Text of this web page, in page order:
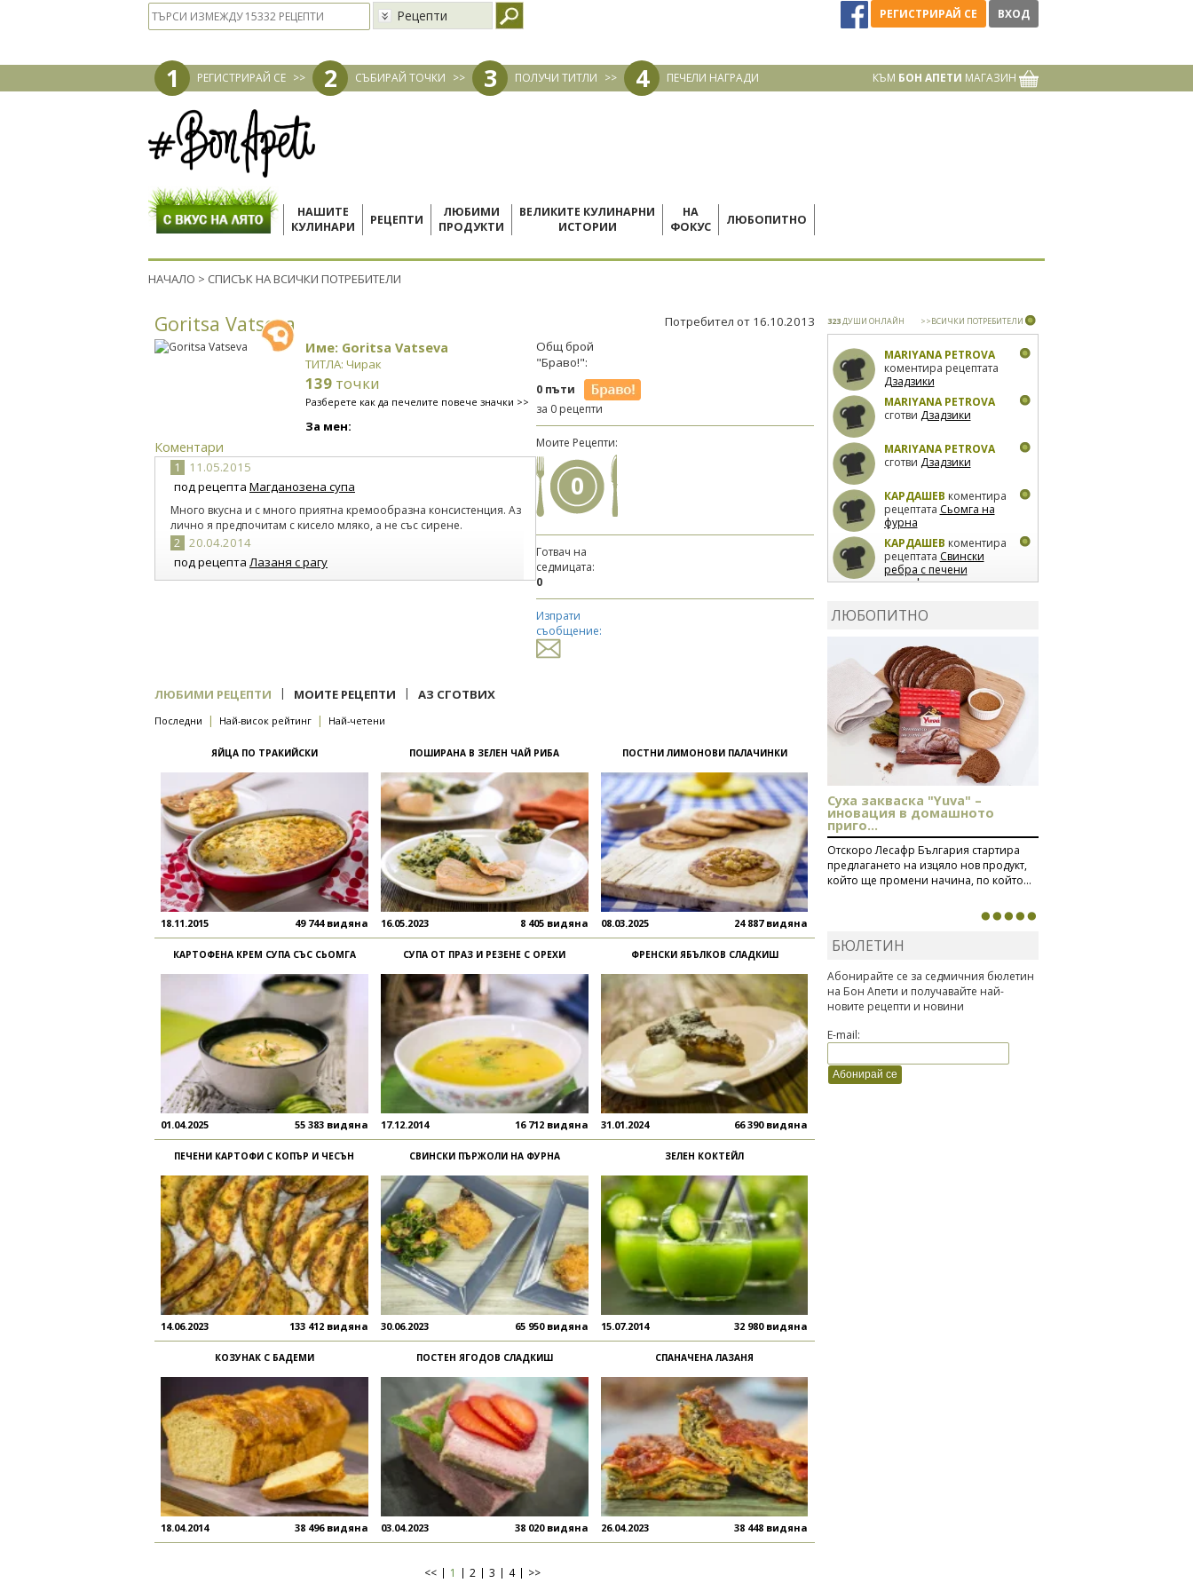
Рецепти РЕГИСТРИРАЙ СЕ ВХОД
1 РЕГИСТРИРАЙ СЕ >> 2 СЪБИРАЙ ТОЧКИ >> 3 ПОЛУЧИ ТИТЛИ >> 4 ПЕЧЕЛИ НАГРАДИ КЪМ БОН АПЕТИ МАГАЗИН
НАШИТЕ
КУЛИНАРИ
РЕЦЕПТИ
ЛЮБИМИ
ПРОДУКТИ
ВЕЛИКИТЕ КУЛИНАРНИ
ИСТОРИИ
НА
ФОКУС
ЛЮБОПИТНО
НАЧАЛО > СПИСЪК НА ВСИЧКИ ПОТРЕБИТЕЛИ
Goritsa Vatseva Потребител от 16.10.2013
Име: Goritsa Vatseva
ТИТЛА: Чирак
139 точки
Разберете как да печелите повече значки >>
За мен:
Коментари
1
11.05.2015
под рецепта Магданозена супа
Много вкусна и с много приятна кремообразна консистенция. Аз
лично я предпочитам с кисело мляко, а не със сирене.
2 20.04.2014
под рецепта Лазаня с рагу
Трябва да се направи повечко сос бешамел, за да стане така,
Общ брой
"Браво!":
0 пъти
за 0 рецепти
Моите Рецепти:
0
Готвач на
седмицата:
0
Изпрати
съобщение:
ЛЮБИМИ РЕЦЕПТИ | МОИТЕ РЕЦЕПТИ | АЗ СГОТВИХ
Последни | Най-висок рейтинг | Най-четени
ЯЙЦА ПО ТРАКИЙСКИ
18.11.2015 49 744 видяна
ПОШИРАНА В ЗЕЛЕН ЧАЙ РИБА
16.05.2023 8 405 видяна
ПОСТНИ ЛИМОНОВИ ПАЛАЧИНКИ
08.03.2025 24 887 видяна
КАРТОФЕНА КРЕМ СУПА СЪС СЬОМГА
01.04.2025 55 383 видяна
СУПА ОТ ПРАЗ И РЕЗЕНЕ С ОРЕХИ
17.12.2014 16 712 видяна
ФРЕНСКИ ЯБЪЛКОВ СЛАДКИШ
31.01.2024 66 390 видяна
ПЕЧЕНИ КАРТОФИ С КОПЪР И ЧЕСЪН
14.06.2023 133 412 видяна
СВИНСКИ ПЪРЖОЛИ НА ФУРНА
30.06.2023 65 950 видяна
ЗЕЛЕН КОКТЕЙЛ
15.07.2014 32 980 видяна
КОЗУНАК С БАДЕМИ
18.04.2014 38 496 видяна
ПОСТЕН ЯГОДОВ СЛАДКИШ
03.04.2023 38 020 видяна
СПАНАЧЕНА ЛАЗАНЯ
26.04.2023 38 448 видяна
<< 1 2 3 4 >>
323ДУШИ ОНЛАЙН >>ВСИЧКИ ПОТРЕБИТЕЛИ
MARIYANA PETROVA
коментира рецептата
Дзадзики
MARIYANA PETROVA
сготви Дзадзики
MARIYANA PETROVA
сготви Дзадзики
КАРДАШЕВ коментира
рецептата Сьомга на
фурна
КАРДАШЕВ коментира
рецептата Свински
ребра с печени
картофи
лимон
коментира рецептата
Киноа със зеленчуци
ЛЮБОПИТНО
Суха закваска "Yuva" –
иновация в домашното
приго...
Отскоро Лесафр България стартира
предлагането на изцяло нов продукт,
който ще промени начина, по който...
БЮЛЕТИН
Абонирайте се за седмичния бюлетин
на Бон Апети и получавайте най-
новите рецепти и новини
E-mail: